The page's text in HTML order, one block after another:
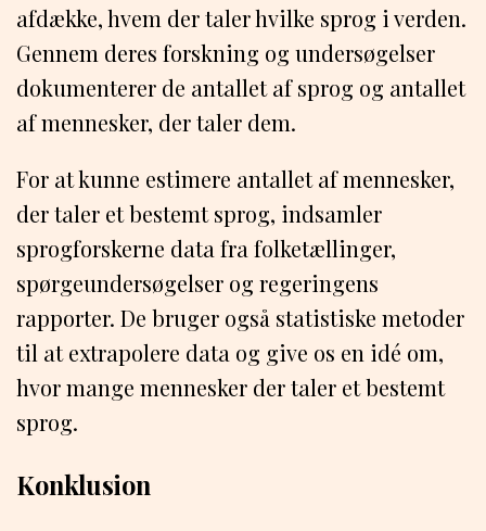
afdække, hvem der taler hvilke sprog i verden.
Gennem deres forskning og undersøgelser
dokumenterer de antallet af sprog og antallet
af mennesker, der taler dem.
For at kunne estimere antallet af mennesker,
der taler et bestemt sprog, indsamler
sprogforskerne data fra folketællinger,
spørgeundersøgelser og regeringens
rapporter. De bruger også statistiske metoder
til at extrapolere data og give os en idé om,
hvor mange mennesker der taler et bestemt
sprog.
Konklusion